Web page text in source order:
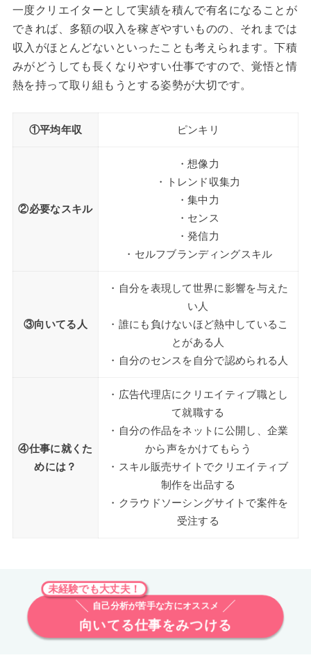
一度クリエイターとして実績を積んで有名になることが
できれば、多額の収入を稼ぎやすいものの、それまでは
収入がほとんどないといったことも考えられます。下積
みがどうしても長くなりやすい仕事ですので、覚悟と情
熱を持って取り組もうとする姿勢が大切です。
①平均年収 ピンキリ
②必要なスキル
・想像力
・トレンド収集力
・集中力
・センス
・発信力
・セルフブランディングスキル
③向いてる人
・自分を表現して世界に影響を与えた
い人
・誰にも負けないほど熱中しているこ
とがある人
・自分のセンスを自分で認められる人
④仕事に就くた
めには？
・広告代理店にクリエイティブ職とし
て就職する
・自分の作品をネットに公開し、企業
から声をかけてもらう
・スキル販売サイトでクリエイティブ
制作を出品する
・クラウドソーシングサイトで案件を
受注する
未経験でも大丈夫！
自己分析が苦手な方にオススメ
向いてる仕事をみつける